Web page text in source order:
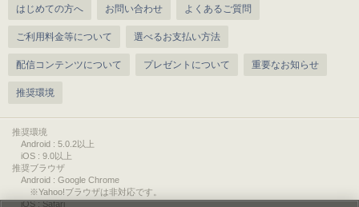
はじめての方へ お問い合わせ よくあるご質問
ご利用料金等について 選べるお支払い方法
配信コンテンツについて プレゼントについて 重要なお知らせ
推奨環境
推奨環境
Android : 5.0.2以上
iOS : 9.0以上
推奨ブラウザ
Android : Google Chrome
※Yahoo!ブラウザは非対応です。
iOS : Safari